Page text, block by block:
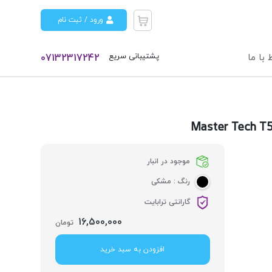
ورود / ثبت نام
07132317242 پشتیبانی سریع با ما
موجود در انبار
رنگ : مشکی
گارانتی ترابایت
16,500,000 تومان
افزودن به سبد خرید